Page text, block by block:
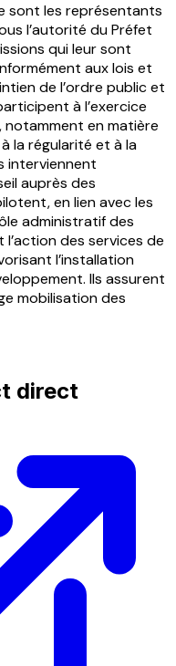
sont les représentants
l’autorité du Préfet
qui leur sont
aux lois et
de l’ordre public et
à l’exercice
notamment en matière
la régularité et à la
interviennent
auprès des
en lien avec les
administratif des
des services de
l’installation
Ils assurent
mobilisation des
direct